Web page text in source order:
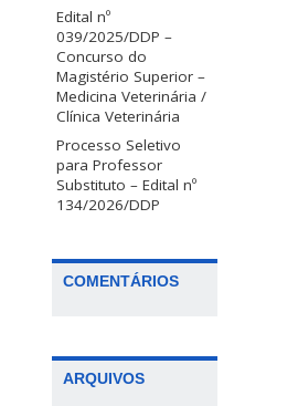
Edital nº
039/2025/DDP –
Concurso do
Magistério Superior –
Medicina Veterinária /
Clínica Veterinária
Processo Seletivo
para Professor
Substituto – Edital nº
134/2026/DDP
COMENTÁRIOS
ARQUIVOS